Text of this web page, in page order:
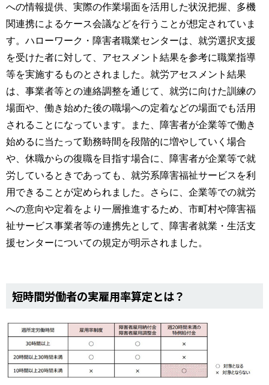
への情報提供、実際の作業場面を活用した状況把握、多機
関連携によるケース会議などを行うことが想定されていま
す。ハローワーク・障害者職業センターは、就労選択支援
を受けた者に対して、アセスメント結果を参考に職業指導
等を実施するものとされました。就労アセスメント結果
は、事業者等との連絡調整を通じて、就労に向けた訓練の
場面や、働き始めた後の職場への定着などの場面でも活用
されることになっています。また、障害者が企業等で働き
始めるに当たって勤務時間を段階的に増やしていく場合
や、休職からの復職を目指す場合に、障害者が企業等で就
労しているときであっても、就労系障害福祉サービスを利
用できることが定められました。さらに、企業等での就労
への意向や定着をより一層推進するため、市町村や障害福
祉サービス事業者等の連携先として、障害者就業・生活支
援センターについての規定が明示されました。
短時間労働者の実雇用率算定とは？